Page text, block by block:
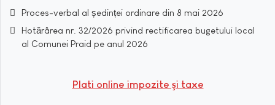
Proces-verbal al ședinței ordinare din 8 mai 2026
Hotărârea nr. 32/2026 privind rectificarea bugetului local
al Comunei Praid pe anul 2026
Plati online impozite şi taxe